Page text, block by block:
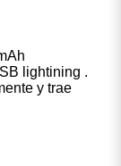
lightining .
y trae